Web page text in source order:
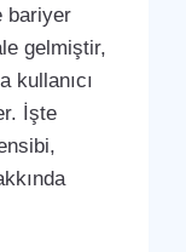
bariyer
gelmiştir,
kullanıcı
İşte